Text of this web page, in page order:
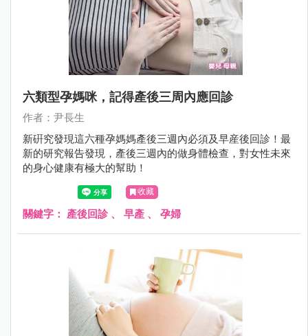
六類型孕媽咪，記得產後三周內應回診
作者：尹長生
新硏究發現這六種孕媽媽產後三週內必須及早産後回診！最
新的研究報告發現，產後三週內的做身體檢查，對女性未來
的身心健康有極大的幫助！
收藏
關鍵字： 產後回診 、 早產 、 孕婦